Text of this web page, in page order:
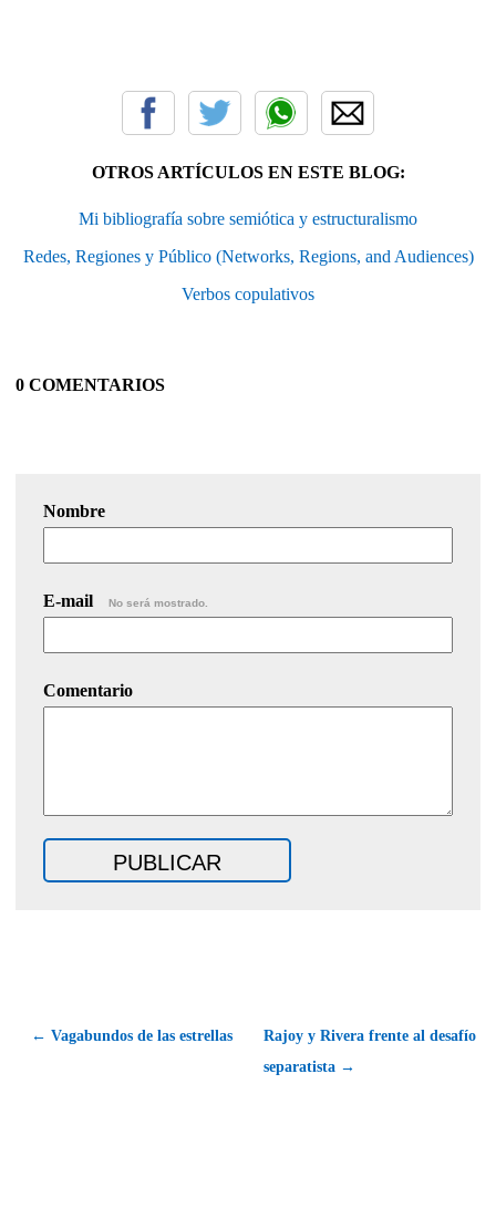
OTROS ARTÍCULOS EN ESTE BLOG:
Mi bibliografía sobre semiótica y estructuralismo
Redes, Regiones y Público (Networks, Regions, and Audiences)
Verbos copulativos
0 COMENTARIOS
Nombre
E-mail No será mostrado.
Comentario
← Vagabundos de las estrellas
Rajoy y Rivera frente al desafío
separatista →